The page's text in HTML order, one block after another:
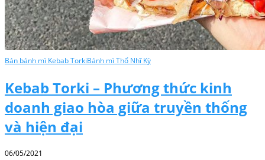
Bán bánh mì Kebab TorkiBánh mì Thổ Nhĩ Kỳ
Kebab Torki – Phương thức kinh
doanh giao hòa giữa truyền thống
và hiện đại
06/05/2021